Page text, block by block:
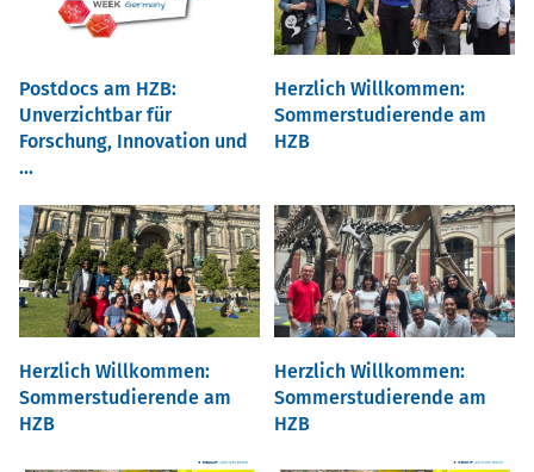
Postdocs am HZB:
Unverzichtbar für
Forschung, Innovation und
...
Herzlich Willkommen:
Sommerstudierende am
HZB
Herzlich Willkommen:
Sommerstudierende am
HZB
Herzlich Willkommen:
Sommerstudierende am
HZB